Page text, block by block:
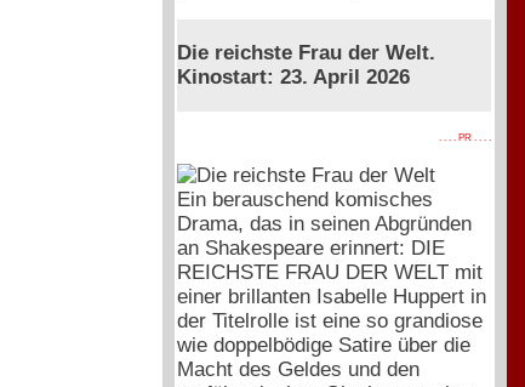
Die reichste Frau der Welt.
Kinostart: 23. April 2026
. . . . PR . . . .
Ein berauschend komisches
Drama, das in seinen Abgründen
an Shakespeare erinnert: DIE
REICHSTE FRAU DER WELT mit
einer brillanten Isabelle Huppert in
der Titelrolle ist eine so grandiose
wie doppelbödige Satire über die
Macht des Geldes und den